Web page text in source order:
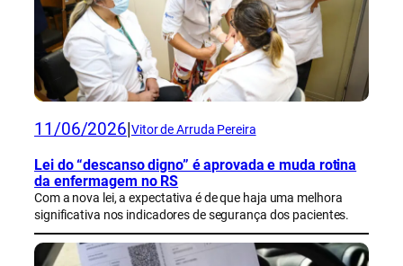
11/06/2026 Vitor de Arruda Pereira
Lei do “descanso digno” é aprovada e muda rotina
da enfermagem no RS
Com a nova lei, a expectativa é de que haja uma melhora
significativa nos indicadores de segurança dos pacientes.